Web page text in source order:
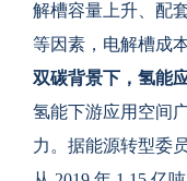
解槽容量上升、配
等因素，电解槽成
双碳背景下，氢能
氢能下游应用空间
力。据能源转型委